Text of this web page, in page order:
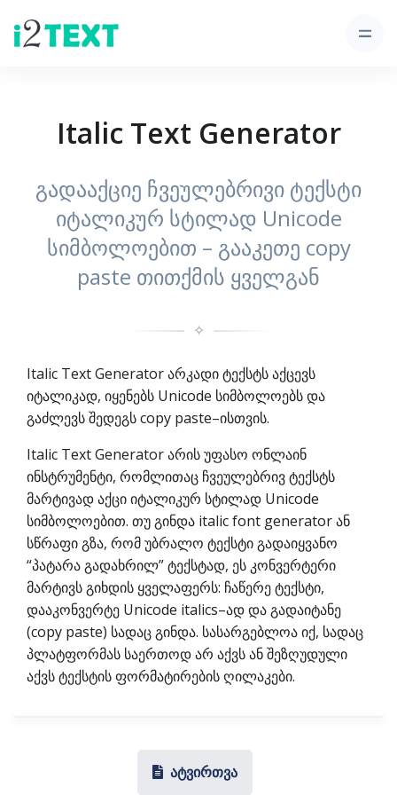
Italic Text Generator
გადააქციე ჩვეულებრივი ტექსტი
იტალიკურ სტილად Unicode
სიმბოლოებით – გააკეთე copy
paste თითქმის ყველგან
✧
Italic Text Generator არკადი ტექსტს აქცევს
იტალიკად, იყენებს Unicode სიმბოლოებს და
გაძლევს შედეგს copy paste–ისთვის.
Italic Text Generator არის უფასო ონლაინ
ინსტრუმენტი, რომლითაც ჩვეულებრივ ტექსტს
მარტივად აქცი იტალიკურ სტილად Unicode
სიმბოლოებით. თუ გინდა italic font generator ან
სწრაფი გზა, რომ უბრალო ტექსტი გადაიყვანო
“პატარა გადახრილ” ტექსტად, ეს კონვერტერი
მარტივს გიხდის ყველაფერს: ჩაწერე ტექსტი,
დააკონვერტე Unicode italics–ად და გადაიტანე
(copy paste) სადაც გინდა. სასარგებლოა იქ, სადაც
პლატფორმას საერთოდ არ აქვს ან შეზღუდული
აქვს ტექსტის ფორმატირების ღილაკები.
ატვირთვა